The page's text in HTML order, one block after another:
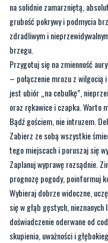
na solidnie zamarzniętą,
grubość pokrywy i podmycia
zdradliwym i
brzegu.
Przygotuj się na zmienność
– połączenie mrozu z wilgocią
jest ubiór „na cebulkę”,
oraz rękawice i czapka. Warto
Bądź gościem, nie intruzem.
Zabierz ze sobą wszystkie
tego miejscach i poruszaj się
Zaplanuj wyprawę rozsądnie.
prognozę pogody, poinformuj
Wybieraj dobrze widoczne,
się w głąb gęstych,
doświadczenie oderwane od
skupienia, uważności i